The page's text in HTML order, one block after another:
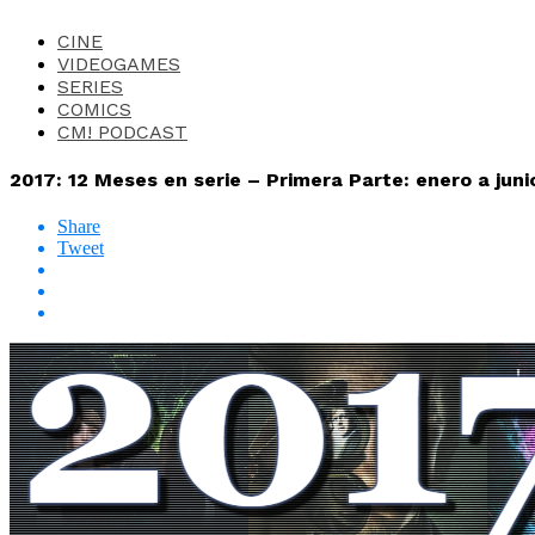
CINE
VIDEOGAMES
SERIES
COMICS
CM! PODCAST
2017: 12 Meses en serie – Primera Parte: enero a
Share
Tweet